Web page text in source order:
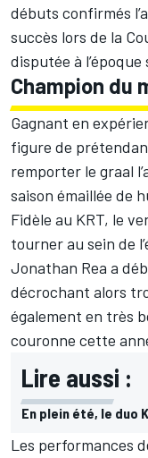
débuts confirmés
succès lors de la
disputée à
Champion du
Gagnant en
figure de
remporter le graal
saison émaillée de
Fidèle au KRT, le
tourner au sein de
Jonathan Rea a
décrochant alors
également en très
couronne cette
Lire aussi :
En plein été, le duo
Les performances